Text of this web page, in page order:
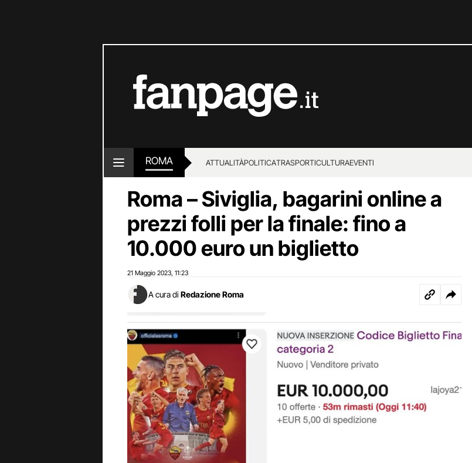
ROMA ATTUALITÀPOLITICATRASPORTICULTURAEVENTI
Roma – Siviglia, bagarini online a
prezzi folli per la finale: fino a
10.000 euro un biglietto
21 Maggio 2023 11:23
A cura di Redazione Roma